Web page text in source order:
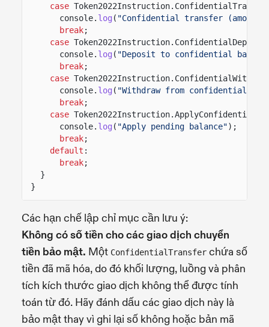
case
console. log ( "Confidential transfer (amount
break;
case
console. log ( "Deposit to confidential
break;
case
console. log ( "Withdraw from confidential
break;
case
console. log ( "Apply pending balance");
break;
default :
break;
}
}
Các hạn chế lập chỉ mục cần lưu ý:
Không có số tiền cho các giao dịch chuyển
tiền bảo mật. Một ConfidentialTransfer chứa số
tiền đã mã hóa, do đó khối lượng, luồng và phân
tích kích thước giao dịch không thể được tính
toán từ đó. Hãy đánh dấu các giao dịch này là
bảo mật thay vì ghi lại số không hoặc bản mã